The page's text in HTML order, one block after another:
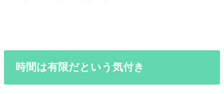
時間は有限だという気付き